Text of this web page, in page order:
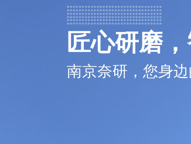
匠心研磨
南京奈研，您身